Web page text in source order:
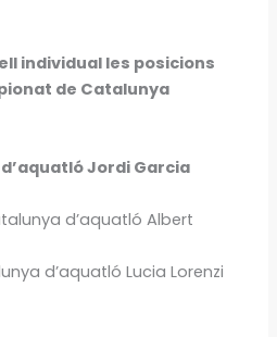
individual les posicions
de Catalunya
Jordi Garcia
d’aquatló Albert
d’aquatló Lucia Lorenzi